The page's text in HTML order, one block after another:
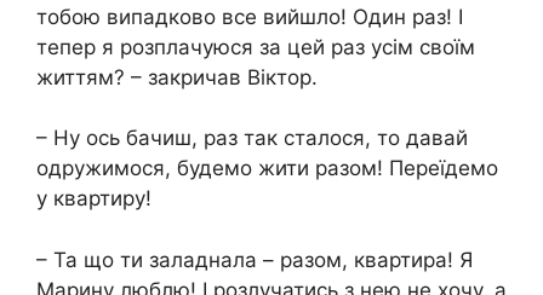
тобою випадково все вийшло! Один раз! І
тепер я розплачуюся за цей раз усім своїм
життям? – закричав Віктор.
– Ну ось бачиш, раз так сталося, то давай
одружимося, будемо жити разом! Переїдемо
у квартиру!
– Та що ти заладнала – разом, квартира! Я
Марину люблю! І розлучатись з нею не хочу, а